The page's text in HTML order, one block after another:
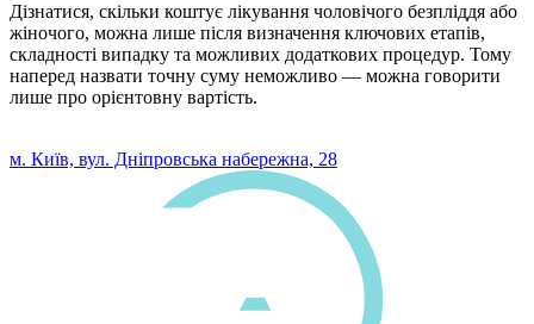
Дізнатися, скільки коштує лікування чоловічого безпліддя або
жіночого, можна лише після визначення ключових етапів,
складності випадку та можливих додаткових процедур. Тому
наперед назвати точну суму неможливо — можна говорити
лише про орієнтовну вартість.
м. Київ, вул. Дніпровська набережна, 28